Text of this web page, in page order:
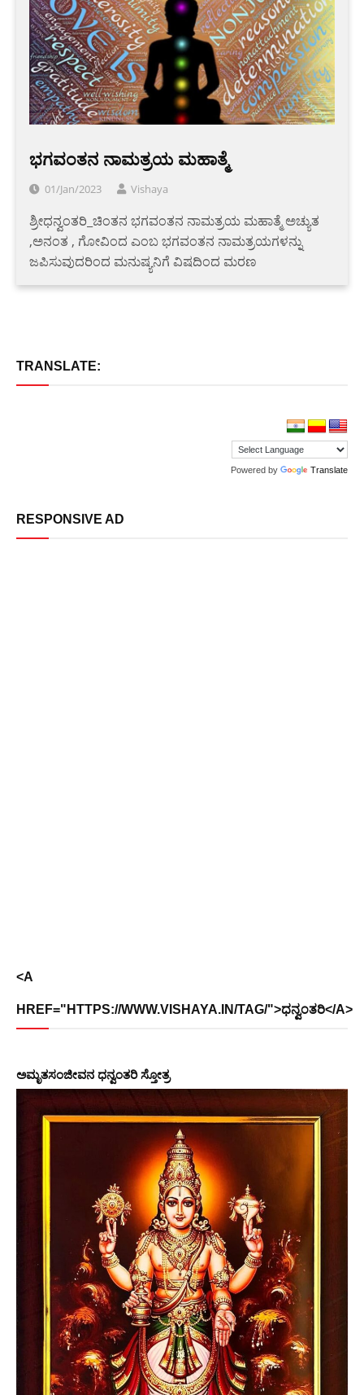
ಭಗವಂತನ ನಾಮತ್ರಯ ಮಹಾತ್ಮೆ
01/Jan/2023 Vishaya
ಶ್ರೀಧನ್ವಂತರಿ_ಚಿಂತನ ಭಗವಂತನ ನಾಮತ್ರಯ ಮಹಾತ್ಮೆ ಅಚ್ಯುತ
,ಅನಂತ , ಗೋವಿಂದ ಎಂಬ ಭಗವಂತನ ನಾಮತ್ರಯಗಳನ್ನು
ಜಪಿಸುವುದರಿಂದ ಮನುಷ್ಯನಿಗೆ ವಿಷದಿಂದ ಮರಣ
TRANSLATE:
Powered by Translate
RESPONSIVE AD
<A
HREF="HTTPS://WWW.VISHAYA.IN/TAG/">ಧನ್ವಂತರಿ</A>
ಅಮೃತಸಂಜೀವನ ಧನ್ವಂತರಿ ಸ್ತೋತ್ರ